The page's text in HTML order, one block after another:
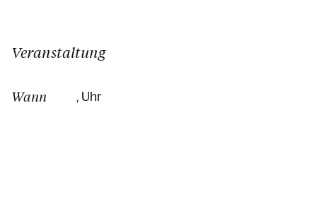
Kalender
Personen
Veranstaltung
Wann , Uhr